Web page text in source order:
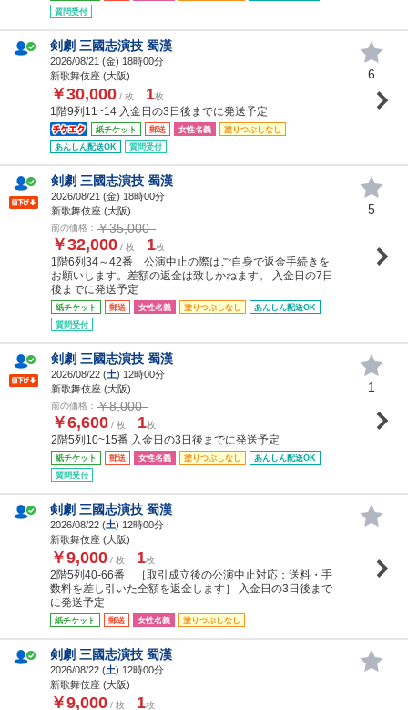
質問受付
剣劇 三國志演技 蜀漢
2026/08/21 (金) 18時00分
新歌舞伎座 (大阪)
￥30,000 / 枚 1枚
1階9列11~14 入金日の3日後までに発送予定
紙チケット 郵送 女性名義
塗りつぶしなし
あんしん配送OK
質問受付
6
剣劇 三國志演技 蜀漢
2026/08/21 (金) 18時00分
新歌舞伎座 (大阪)
前の価格： ￥35,000
￥32,000 / 枚 1枚
1階6列34～42番 公演中止の際はご自身で返金手続きを
お願いします。差額の返金は致しかねます。 入金日の7日
後までに発送予定
紙チケット 郵送 女性名義 塗りつぶしなし
あんしん配送OK
質問受付
5
剣劇 三國志演技 蜀漢
2026/08/22 (土) 12時00分
新歌舞伎座 (大阪)
前の価格： ￥8,000
￥6,600 / 枚 1枚
2階5列10~15番 入金日の3日後までに発送予定
紙チケット 郵送 女性名義 塗りつぶしなし
あんしん配送OK
質問受付
1
剣劇 三國志演技 蜀漢
2026/08/22 (土) 12時00分
新歌舞伎座 (大阪)
￥9,000 / 枚 1枚
2階5列40-66番 ［取引成立後の公演中止対応：送料・手
数料を差し引いた全額を返金します］ 入金日の3日後まで
に発送予定
紙チケット 郵送 女性名義 塗りつぶしなし
剣劇 三國志演技 蜀漢
2026/08/22 (土) 12時00分
新歌舞伎座 (大阪)
￥9,000 / 枚 1枚